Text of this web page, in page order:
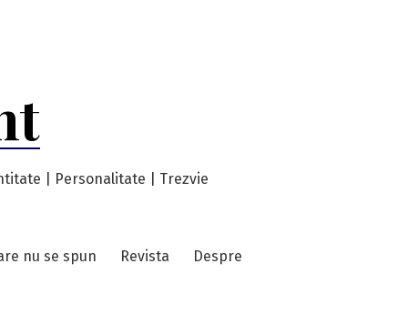
| Personalitate | Trezvie
nu se spun Revista Despre